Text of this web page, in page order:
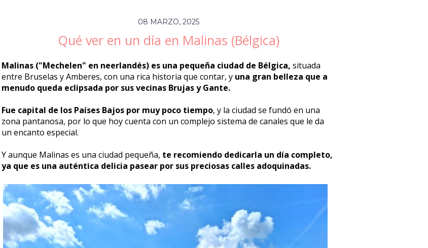
08 MARZO, 2025
Qué ver en un día en Malinas (Bélgica)
Malinas ("Mechelen" en neerlandés) es una pequeña ciudad de Bélgica, situada
entre Bruselas y Amberes, con una rica historia que contar, y una gran belleza que a
menudo queda eclipsada por sus vecinas Brujas y Gante.
Fue capital de los Países Bajos por muy poco tiempo, y la ciudad se fundó en una
zona pantanosa, por lo que hoy cuenta con un complejo sistema de canales que le da
un encanto especial.
Y aunque Malinas es una ciudad pequeña, te recomiendo dedicarla un día completo,
ya que es una auténtica delicia pasear por sus preciosas calles adoquinadas.